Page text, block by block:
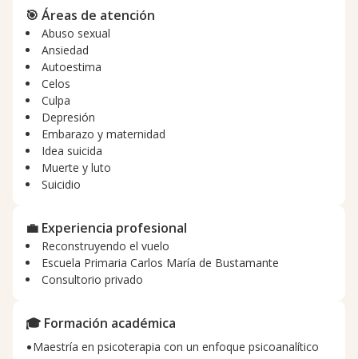
una profesional empática que puede brindar las
herramientas necesarias para poder tratar las dolencias o
situaciones que les aquejan a mis pacientes.
🎯 Áreas de atención
Abuso sexual
Ansiedad
Autoestima
Celos
Culpa
Depresión
Embarazo y maternidad
Idea suicida
Muerte y luto
Suicidio
💼 Experiencia profesional
Reconstruyendo el vuelo
Escuela Primaria Carlos María de Bustamante
Consultorio privado
🎓 Formación académica
•Maestría en psicoterapia con un enfoque psicoanalítico